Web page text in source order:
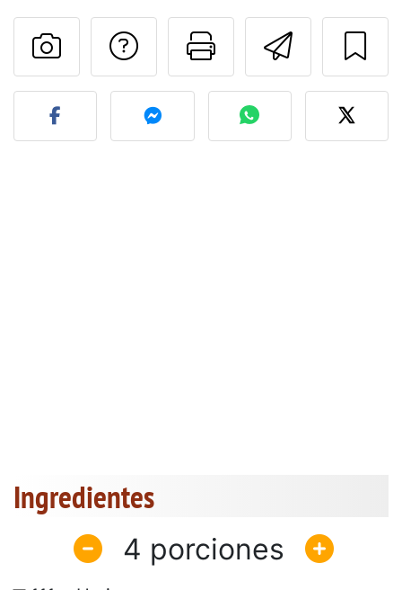
Imprimir
Preguntar al autor
Publicar la foto de esta
Ingredientes
4